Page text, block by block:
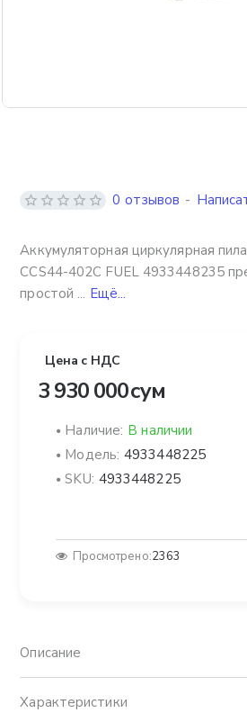
Аккумуляторная циркулярная
CCS44-402C FUEL 4933448235
простой ... Ещё...
0 отзывов -
Цена с НДС
3 930 000 сум
Наличие: В наличии
Модель: 4933448225
SKU: 4933448225
Просмотрено:2363
Описание
Характеристики